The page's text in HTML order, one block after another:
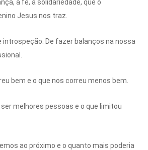
a fé, a solidariedade, que o
Jesus nos traz.
introspeção. De fazer balanços na nossa
bem e o que nos correu menos bem.
melhores pessoas e o que limitou
ao próximo e o quanto mais poderia